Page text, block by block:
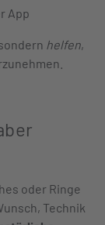
App
helfen,
oder Ringe
Technik